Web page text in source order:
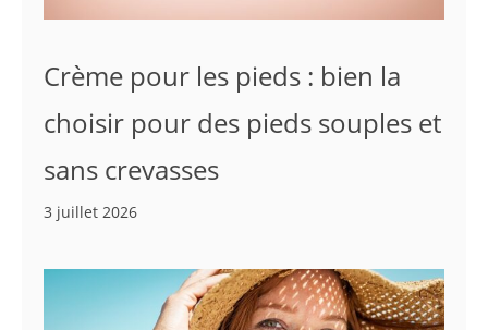
Crème pour les pieds : bien la
choisir pour des pieds souples et
sans crevasses
3 juillet 2026